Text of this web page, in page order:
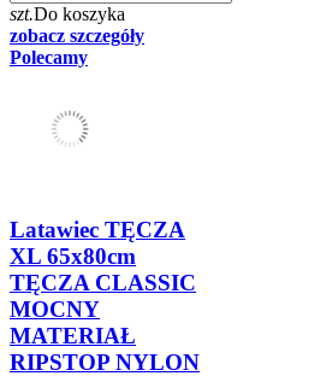
szt.Do koszyka
zobacz szczegóły
Polecamy
Latawiec TĘCZA
XL 65x80cm
TĘCZA CLASSIC
MOCNY
MATERIAŁ
RIPSTOP NYLON